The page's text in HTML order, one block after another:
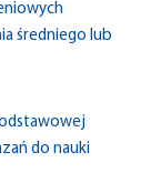
średniego lub
do nauki